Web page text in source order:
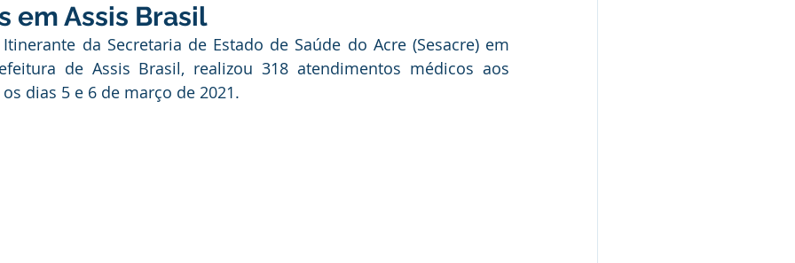
Infraestrutura e Obras
Publica Dengue No Gabinete
em Assis Brasil
da Secretaria de Estado de Saúde do Acre (Sesacre) em
de Assis Brasil, realizou 318 atendimentos médicos aos
dias 5 e 6 de março de 2021.